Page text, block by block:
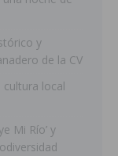
y
de la CV
local
Mi Río’ y